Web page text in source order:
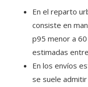
En el reparto
consiste en
p95 menor a
estimadas
En los envíos
se suele admitir